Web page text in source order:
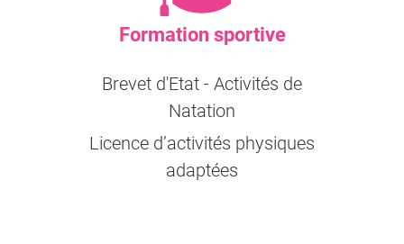
Formation sportive
Brevet d'Etat - Activités de
Natation
Licence d’activités physiques
adaptées